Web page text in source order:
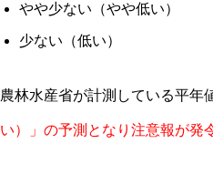
やや少ない（やや低い）
少ない（低い）
農林水産省が計測している平年
い）」の予測となり注意報が発